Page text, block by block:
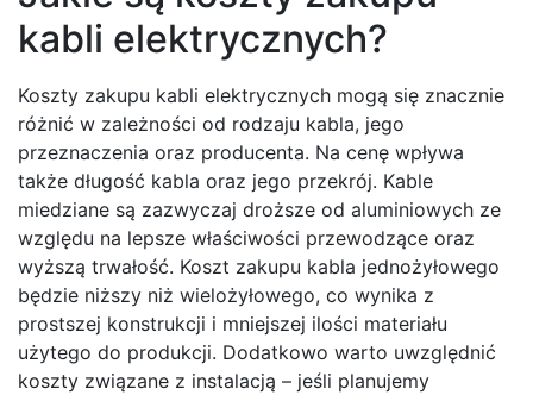
kabli elektrycznych?
Koszty zakupu kabli elektrycznych mogą się znacznie
różnić w zależności od rodzaju kabla, jego
przeznaczenia oraz producenta. Na cenę wpływa
także długość kabla oraz jego przekrój. Kable
miedziane są zazwyczaj droższe od aluminiowych ze
względu na lepsze właściwości przewodzące oraz
wyższą trwałość. Koszt zakupu kabla jednożyłowego
będzie niższy niż wielożyłowego, co wynika z
prostszej konstrukcji i mniejszej ilości materiału
użytego do produkcji. Dodatkowo warto uwzględnić
koszty związane z instalacją – jeśli planujemy